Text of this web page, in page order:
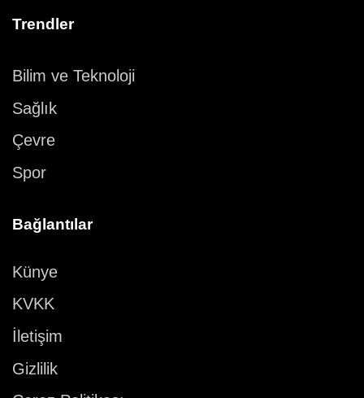
Trendler
Bilim ve Teknoloji
Sağlık
Çevre
Spor
Bağlantılar
Künye
KVKK
İletişim
Gizlilik